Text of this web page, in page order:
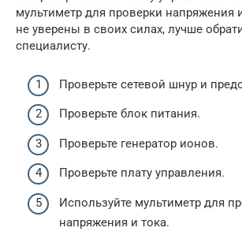
мультиметр для проверки напряжения
не уверены в своих силах, лучше
специалисту.
Проверьте сетевой шнур и
Проверьте блок питания.
Проверьте генератор ионов.
Проверьте плату управления.
Используйте мультиметр для
напряжения и тока.